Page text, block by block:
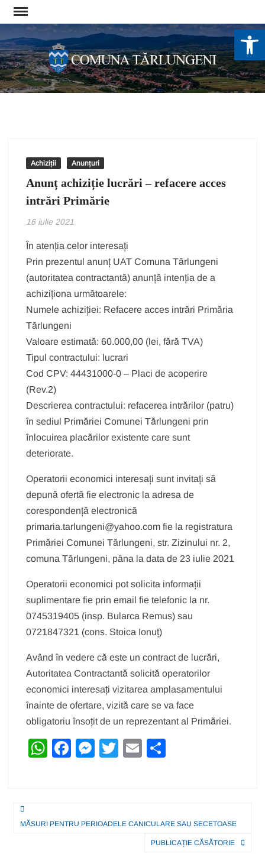
Skip
to
content
Achiziții Anunțuri
Anunț achiziție lucrări – refacere acces
intrări Primărie
16 iulie 2021
În atenția celor interesați
Prin prezentul anunț UAT Comuna Tărlungeni
(autoritatea contractantă) anunță intenția de a
achiziționa următoarele:
Numele achiziției: Refacere acces intrări Primăria
Tărlungeni
Valoare estimată: 60.000,00 (lei, fără TVA)
Tipul contractului: lucrari
Cod CPV: 44431000-0 – Placi de acoperire
(Rev.2)
Descrierea contractului: refacerea intrărilor (patru)
în sediul Primăriei Comunei Tărlungeni prin
înlocuirea placărilor existente care sunt
deteriorate.
Operatorii economici interesați sunt invitați să
depună ofertă fie electronic la adresa de
corespondență electronică
primaria.tarlungeni@yahoo.com fie la registratura
Primăriei Comunei Tărlungeni, str. Zizinului nr. 2,
comuna Tărlungeni, pâna la data de 23 iulie 2021
Operatorii economici pot solicita informații
suplimentare fie prin email fie telefonic la nr.
0745319405 (insp. Bularca Remus) sau
0721847321 (cons. Stoica Ionuț)
Având în vedere că este un contract de lucrări,
Autoritatea Contractantă solicită operatorilor
economici interesați vizitarea amplasamentului
înainte de ofertare, vizită care se va face
obligatoriu însoțit de un reprezentant al Primăriei.
W
A
F
b
M
n
T
E
a
z
Navigare
înMĂSURI PENTRU PERIOADELE CANICULARE SAU SECETOASE
PUBLICAȚIE CĂSĂTORIE